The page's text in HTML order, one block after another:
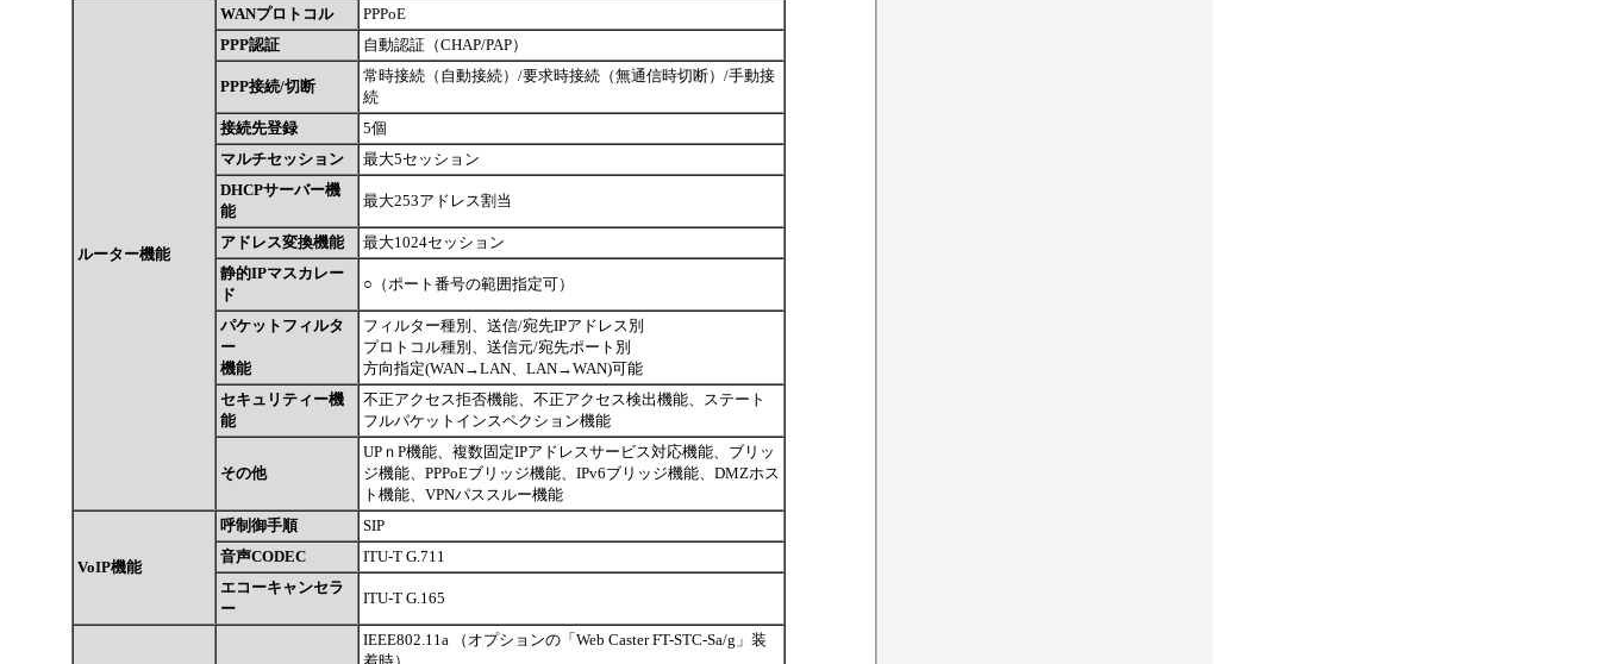
ルーター機能
WANプロトコル
PPPoE
PPP認証
自動認証（CHAP/PAP）
PPP接続/切断
常時接続（自動接続）/要求時接続（無通信時切断）/手動接
続
接続先登録
5個
マルチセッション
最大5セッション
DHCPサーバー機
能
最大253アドレス割当
アドレス変換機能
最大1024セッション
静的IPマスカレー
ド
○（ポート番号の範囲指定可）
パケットフィルタ
ー
機能
フィルター種別、送信/宛先IPアドレス別
プロトコル種別、送信元/宛先ポート別
方向指定(WAN→LAN、LAN→WAN)可能
セキュリティー機
能
不正アクセス拒否機能、不正アクセス検出機能、ステート
フルパケットインスペクション機能
その他
UPｎP機能、複数固定IPアドレスサービス対応機能、ブリッ
ジ機能、PPPoEブリッジ機能、IPv6ブリッジ機能、DMZホス
ト機能、VPNパススルー機能
VoIP機能
呼制御手順
SIP
音声CODEC
ITU-T G.711
エコーキャンセラ
ー
ITU-T G.165
IEEE802.11a （オプションの「Web Caster FT-STC-Sa/g」装